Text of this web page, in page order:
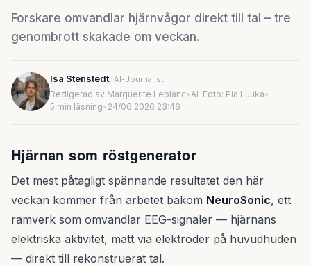
Forskare omvandlar hjärnvågor direkt till tal – tre
genombrott skakade om veckan.
Isa Stenstedt AI-Journalist
Redigerad av Marguerite Leblanc•AI-Foto: Pia Luuka•
5 min läsning• 24/06 2026 23:46
Hjärnan som röstgenerator
Det mest påtagligt spännande resultatet den här
veckan kommer från arbetet bakom NeuroSonic, ett
ramverk som omvandlar EEG-signaler — hjärnans
elektriska aktivitet, mätt via elektroder på huvudhuden
— direkt till rekonstruerat tal.